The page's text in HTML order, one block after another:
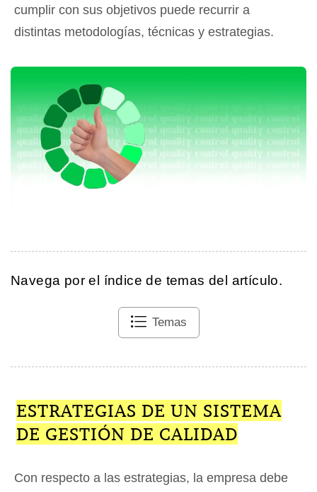
cumplir con sus objetivos puede recurrir a
distintas metodologías, técnicas y estrategias.
Navega por el índice de temas del artículo.
Temas
ESTRATEGIAS DE UN SISTEMA
DE GESTIÓN DE CALIDAD
Con respecto a las estrategias, la empresa debe